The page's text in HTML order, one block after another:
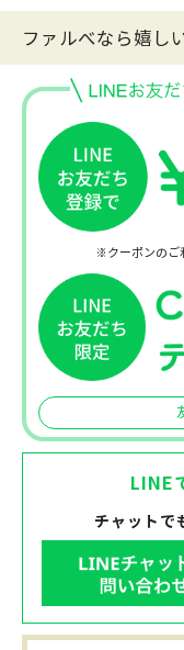
ファルべなら嬉し
※クーポンのご
LINE
チャットで